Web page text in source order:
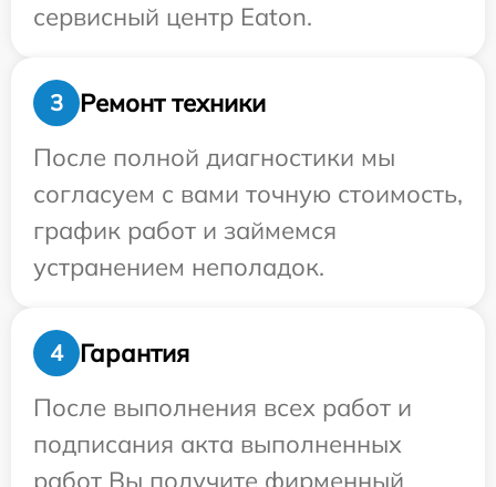
сервисный центр Eaton.
3
Ремонт техники
После полной диагностики мы
согласуем с вами точную стоимость,
график работ и займемся
устранением неполадок.
4
Гарантия
После выполнения всех работ и
подписания акта выполненных
работ Вы получите фирменный